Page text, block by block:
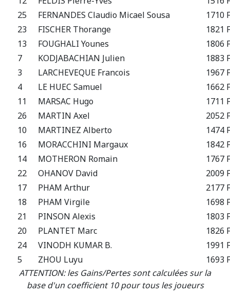
25
FERNANDES Claudio Micael Sousa
1710 F
23
FISCHER Thorange
1821 F
13
FOUGHALI Younes
1806 F
7
KODJABACHIAN Julien
1883 F
3
LARCHEVEQUE Francois
1967 F
4
LE HUEC Samuel
1662 F
11
MARSAC Hugo
1711 F
26
MARTIN Axel
2052 F
10
MARTINEZ Alberto
1474 F
16
MORACCHINI Margaux
1842 F
14
MOTHERON Romain
1767 F
22
OHANOV David
2009 F
17
PHAM Arthur
2177 F
18
PHAM Virgile
1698 F
21
PINSON Alexis
1803 F
20
PLANTET Marc
1826 F
24
VINODH KUMAR B.
1991 F
5
ZHOU Luyu
1693 F
ATTENTION: les Gains/Pertes sont calculées sur la
base d'un coefficient 10 pour tous les joueurs